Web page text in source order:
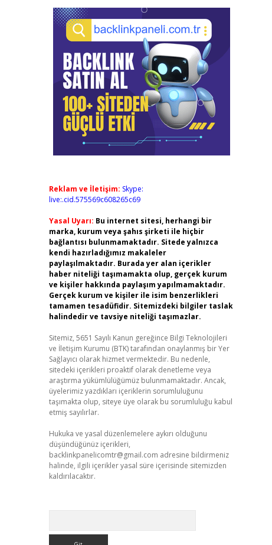
Reklam ve İletişim: Skype:
live:.cid.575569c608265c69
Yasal Uyarı: Bu internet sitesi, herhangi bir
marka, kurum veya şahıs şirketi ile hiçbir
bağlantısı bulunmamaktadır. Sitede yalnızca
kendi hazırladığımız makaleler
paylaşılmaktadır. Burada yer alan içerikler
haber niteliği taşımamakta olup, gerçek kurum
ve kişiler hakkında paylaşım yapılmamaktadır.
Gerçek kurum ve kişiler ile isim benzerlikleri
tamamen tesadüfidir. Sitemizdeki bilgiler taslak
halindedir ve tavsiye niteliği taşımazlar.
Sitemiz, 5651 Sayılı Kanun gereğince Bilgi Teknolojileri
ve İletişim Kurumu (BTK) tarafından onaylanmış bir Yer
Sağlayıcı olarak hizmet vermektedir. Bu nedenle,
sitedeki içerikleri proaktif olarak denetleme veya
araştırma yükümlülüğümüz bulunmamaktadır. Ancak,
üyelerimiz yazdıkları içeriklerin sorumluluğunu
taşımakta olup, siteye üye olarak bu sorumluluğu kabul
etmiş sayılırlar.
Hukuka ve yasal düzenlemelere aykırı olduğunu
düşündüğünüz içerikleri,
backlinkpanelicomtr@gmail.com adresine bildirmeniz
halinde, ilgili içerikler yasal süre içerisinde sitemizden
kaldırılacaktır.